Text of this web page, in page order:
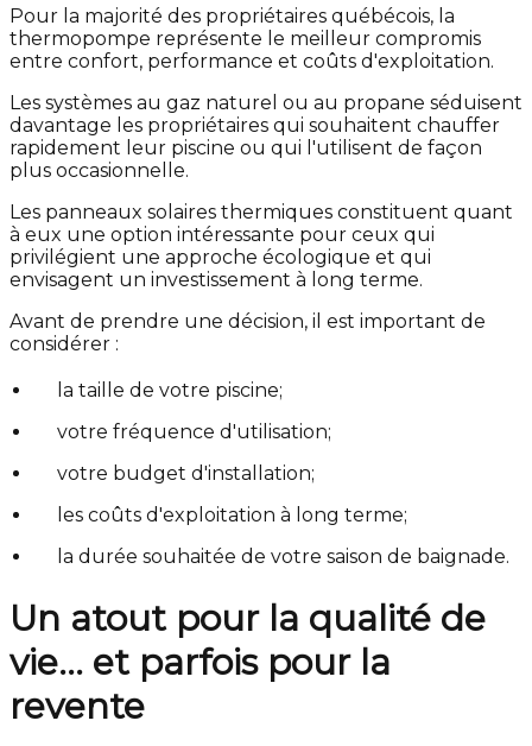
Pour la majorité des propriétaires québécois, la
thermopompe représente le meilleur compromis
entre confort, performance et coûts d'exploitation.
Les systèmes au gaz naturel ou au propane séduisent
davantage les propriétaires qui souhaitent chauffer
rapidement leur piscine ou qui l'utilisent de façon
plus occasionnelle.
Les panneaux solaires thermiques constituent quant
à eux une option intéressante pour ceux qui
privilégient une approche écologique et qui
envisagent un investissement à long terme.
Avant de prendre une décision, il est important de
considérer :
la taille de votre piscine;
votre fréquence d'utilisation;
votre budget d'installation;
les coûts d'exploitation à long terme;
la durée souhaitée de votre saison de baignade.
Un atout pour la qualité de
vie… et parfois pour la
revente